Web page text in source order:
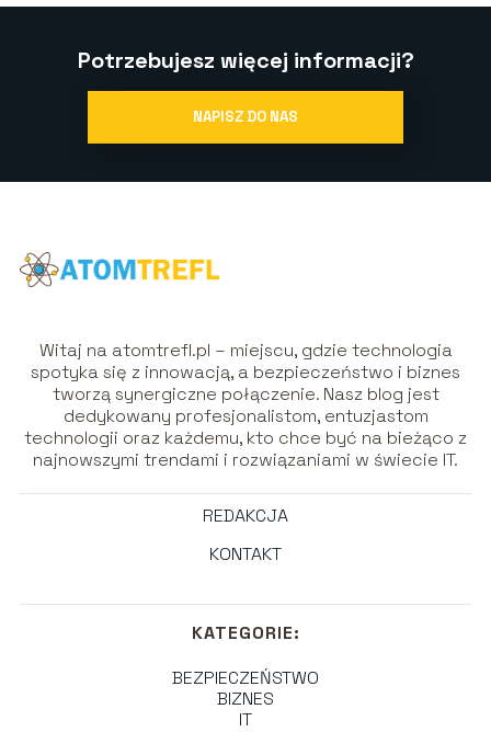
Potrzebujesz więcej informacji?
NAPISZ DO NAS
Witaj na atomtrefl.pl – miejscu, gdzie technologia
spotyka się z innowacją, a bezpieczeństwo i biznes
tworzą synergiczne połączenie. Nasz blog jest
dedykowany profesjonalistom, entuzjastom
technologii oraz każdemu, kto chce być na bieżąco z
najnowszymi trendami i rozwiązaniami w świecie IT.
REDAKCJA
KONTAKT
KATEGORIE:
BEZPIECZEŃSTWO
BIZNES
IT